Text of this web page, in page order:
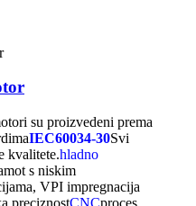
su proizvedeni prema
IEC60034-30Svi
kvalitete.hladno
s niskim
VPI impregnacija
preciznostCNCproces